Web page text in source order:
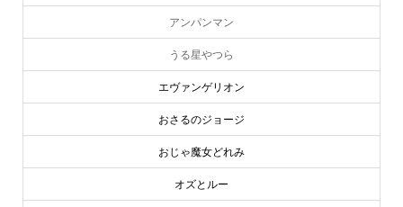
アンパンマン
うる星やつら
エヴァンゲリオン
おさるのジョージ
おじゃ魔女どれみ
オズとルー